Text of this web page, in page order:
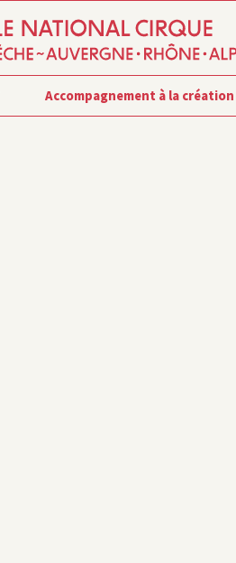
Accompagnement à la création